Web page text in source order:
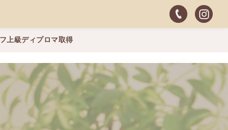
上級ディプロマ取得